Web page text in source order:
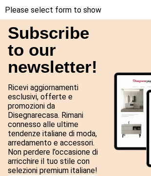
Please select form to show
Subscribe
to our
newsletter!
Ricevi aggiornamenti
esclusivi, offerte e
promozioni da
Disegnarecasa. Rimani
connesso alle ultime
tendenze italiane di moda,
arredamento e accessori.
Non perdere l’occasione di
arricchire il tuo stile con
selezioni premium italiane!